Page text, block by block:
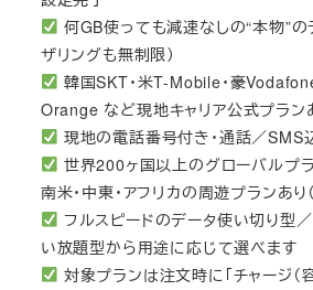
何GB使っても減速なしの“本物”の
ザリングも無制限）
韓国SKT・米T-Mobile・豪Vodafone
Orange など現地キャリア公式プラン
現地の電話番号付き・通話／SMS
世界200ヶ国以上のグローバルプラ
南米・中東・アフリカの周遊プランあり
フルスピードのデータ使い切り型
い放題型から用途に応じて選べます
対象プランは注文時に「チャージ（